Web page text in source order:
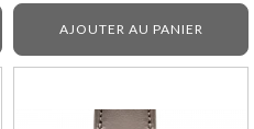
AJOUTER AU PANIER